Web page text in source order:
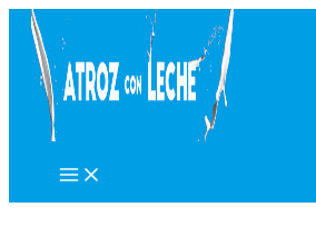
contenido